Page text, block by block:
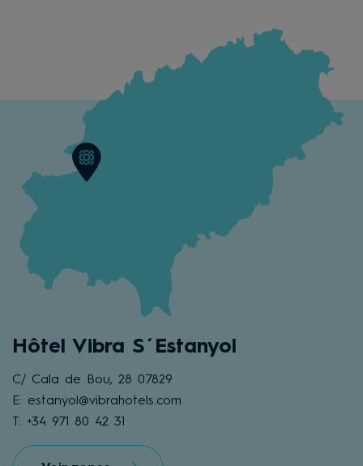
Hôtel Vibra S´Estanyol
C/ Cala de Bou, 28 07829
E: estanyol@vibrahotels.com
T: +34 971 80 42 31